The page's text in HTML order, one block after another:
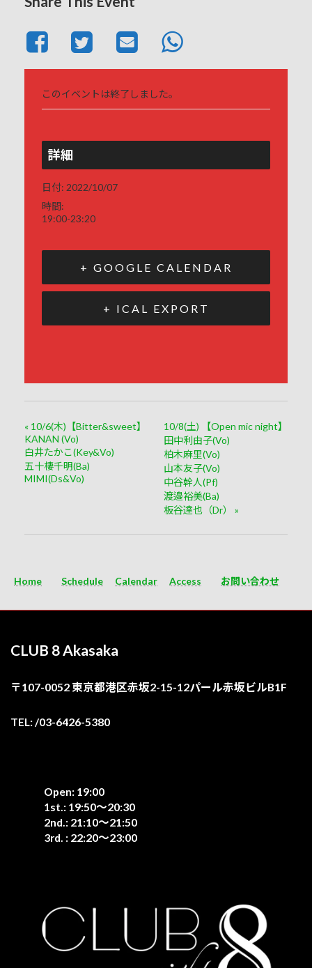
このイベントは終了しました。
詳細
日付: 2022/10/07
時間:
19:00-23:20
+ GOOGLE CALENDAR
+ ICAL EXPORT
« 10/6(木)【Bitter&sweet】
KANAN (Vo)
白井たかこ(Key&Vo)
五十棲千明(Ba)
MIMI(Ds&Vo)
10/8(土) 【Open mic night】
田中利由子(Vo)
柏木麻里(Vo)
山本友子(Vo)
中谷幹人(Pf)
渡邉裕美(Ba)
板谷達也（Dr） »
Home Schedule Calendar Access お問い合わせ
CLUB 8 Akasaka
〒107-0052 東京都港区赤坂2-15-12パール赤坂ビルB1F
TEL: /03-6426-5380
Open: 19:00
1st.: 19:50〜20:30
2nd.: 21:10〜21:50
3rd. : 22:20〜23:00